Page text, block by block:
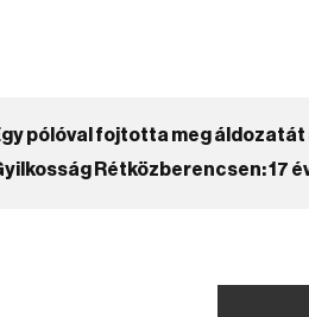
pólóval fojtotta meg
Rétközberencsen: 17